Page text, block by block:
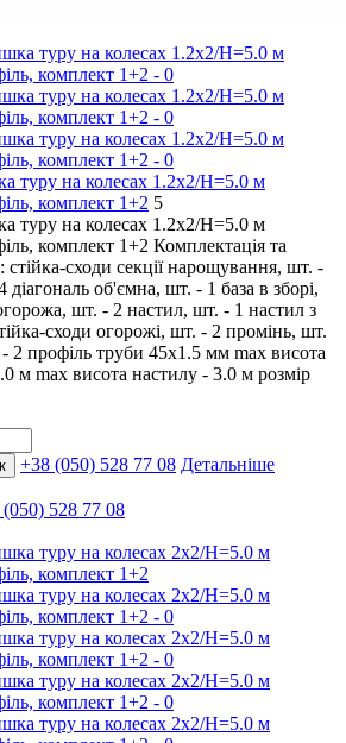
туру на колесах 1.2х2/Н=5.0 м
комплект 1+2 5
туру на колесах 1.2х2/Н=5.0 м
комплект 1+2 Комплектація та
стійка-сходи секції нарощування, шт. -
діагональ об'ємна, шт. - 1 база в зборі,
шт. - 2 настил, шт. - 1 настил з
сходи огорожі, шт. - 2 промінь, шт.
2 профіль труби 45х1.5 мм max висота
м max висота настилу - 3.0 м розмір
+38 (050) 528 77 08 Детальніше
528 77 08